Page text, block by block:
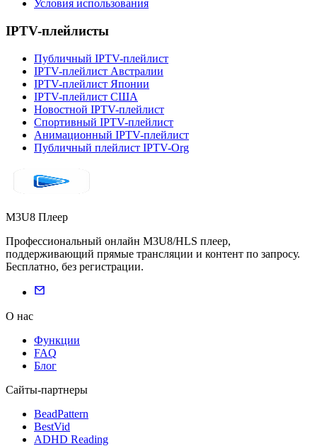
Условия использования
IPTV-плейлисты
Публичный IPTV-плейлист
IPTV-плейлист Австралии
IPTV-плейлист Японии
IPTV-плейлист США
Новостной IPTV-плейлист
Спортивный IPTV-плейлист
Анимационный IPTV-плейлист
Публичный плейлист IPTV-Org
M3U8 Плеер
Профессиональный онлайн M3U8/HLS плеер,
поддерживающий прямые трансляции и контент по запросу.
Бесплатно, без регистрации.
О нас
Функции
FAQ
Блог
Сайты-партнеры
BeadPattern
BestVid
ADHD Reading